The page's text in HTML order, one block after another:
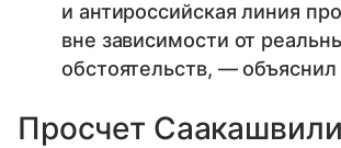
и антироссийская линия
вне зависимости от
обстоятельств, — объяснил
Просчет Саакашвили